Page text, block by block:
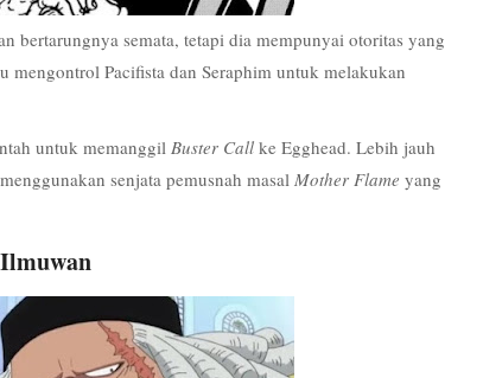
bertarungnya semata, tetapi dia mempunyai otoritas yang
Pacifista dan Seraphim untuk melakukan
untuk memanggil Buster Call ke Egghead. Lebih jauh
senjata pemusnah masal Mother Flame yang